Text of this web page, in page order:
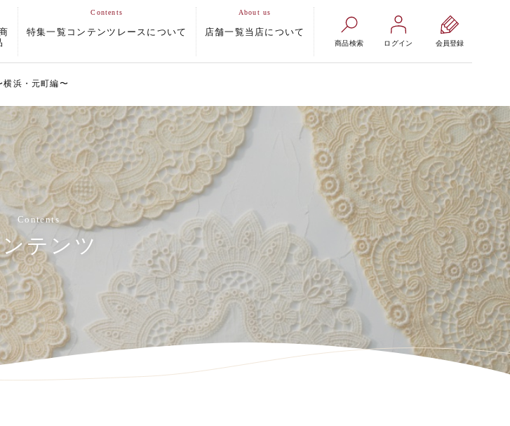
特集一覧 コンテンツ レースについて 店舗一覧 当店について
商品検索 ログイン 会員登録
横浜・元町編〜
Contents
テンツ